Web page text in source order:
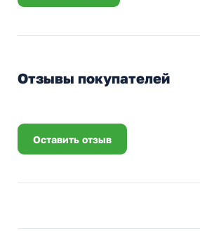
Отзывы покупателей
Оставить отзыв